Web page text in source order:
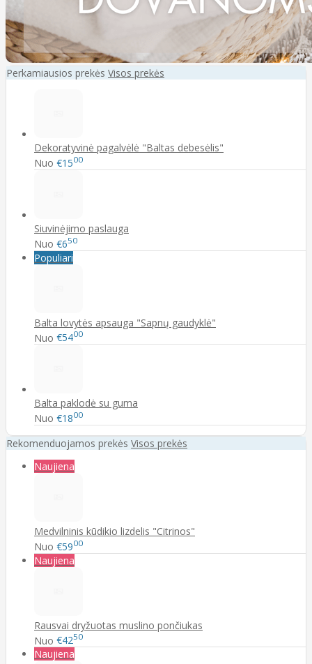
Perkamiausios prekės Visos prekės
Dekoratyvinė pagalvėlė "Baltas debesėlis"
Nuo €1500
Siuvinėjimo paslauga
Nuo €650
Populiari
Balta lovytės apsauga "Sapnų gaudyklė"
Nuo €5400
Balta paklodė su guma
Nuo €1800
Rekomenduojamos prekės Visos prekės
Naujiena
Medvilninis kūdikio lizdelis "Citrinos"
Nuo €5900
Naujiena
Rausvai dryžuotas muslino pončiukas
Nuo €4250
Naujiena